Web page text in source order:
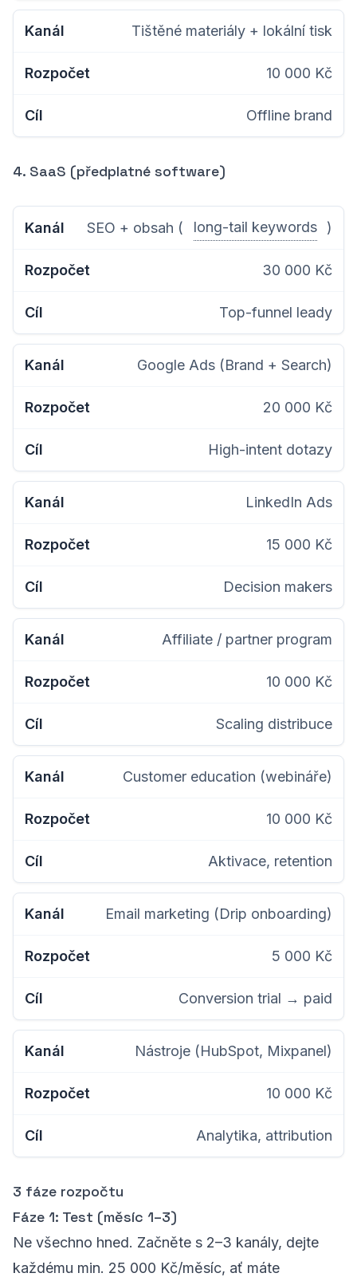
Tištěné materiály + lokální tisk
10 000 Kč
Offline brand
4. SaaS (předplatné software)
SEO + obsah ( long-tail keywords )
30 000 Kč
Top-funnel leady
Google Ads (Brand + Search)
20 000 Kč
High-intent dotazy
LinkedIn Ads
15 000 Kč
Decision makers
Affiliate / partner program
10 000 Kč
Scaling distribuce
Customer education (webináře)
10 000 Kč
Aktivace, retention
Email marketing (Drip onboarding)
5 000 Kč
Conversion trial → paid
Nástroje (HubSpot, Mixpanel)
10 000 Kč
Analytika, attribution
3 fáze rozpočtu
Fáze 1: Test (měsíc 1–3)
Ne všechno hned. Začněte s 2–3 kanály, dejte
každému min. 25 000 Kč/měsíc, ať máte